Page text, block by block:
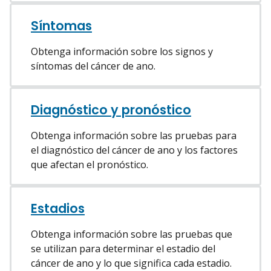
Síntomas
Obtenga información sobre los signos y
síntomas del cáncer de ano.
Diagnóstico y pronóstico
Obtenga información sobre las pruebas para
el diagnóstico del cáncer de ano y los factores
que afectan el pronóstico.
Estadios
Obtenga información sobre las pruebas que
se utilizan para determinar el estadio del
cáncer de ano y lo que significa cada estadio.